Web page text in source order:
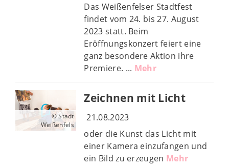
Das Weißenfelser Stadtfest
findet vom 24. bis 27. August
2023 statt. Beim
Eröffnungskonzert feiert eine
ganz besondere Aktion ihre
Premiere. ... Mehr
© Stadt
Weißenfels
Zeichnen mit Licht
21.08.2023
oder die Kunst das Licht mit
einer Kamera einzufangen und
ein Bild zu erzeugen Mehr